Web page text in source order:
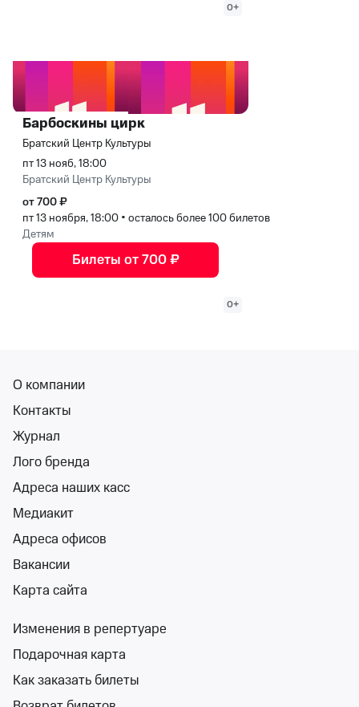
0+
Барбоскины цирк
Братский Центр Культуры
пт 13 нояб, 18:00
Братский Центр Культуры
от 700 ₽
пт 13 ноября, 18:00 • осталось более 100 билетов
Детям
Билеты от 700 ₽
0+
Шоу Влада Кобякова
Городской Дворец Культуры (Усолье-Сибирское)
вс 22 нояб, 18:00
от 1 500 ₽
вс 22 ноября, 18:00
О компании
Контакты
Журнал
Лого бренда
Адреса наших касс
Медиакит
Адреса офисов
Вакансии
Карта сайта
Изменения в репертуаре
Подарочная карта
Как заказать билеты